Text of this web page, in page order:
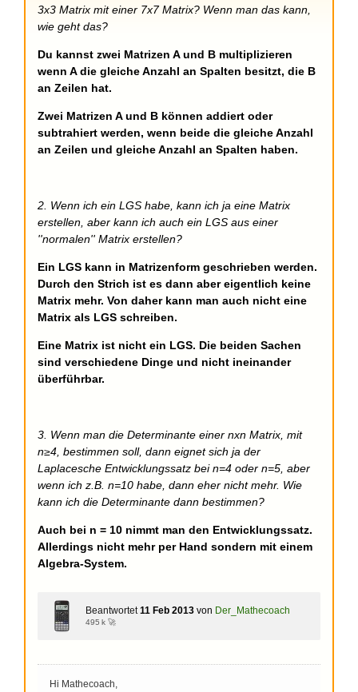
3x3 Matrix mit einer 7x7 Matrix? Wenn man das kann,
wie geht das?
Du kannst zwei Matrizen A und B multiplizieren
wenn A die gleiche Anzahl an Spalten besitzt, die B
an Zeilen hat.
Zwei Matrizen A und B können addiert oder
subtrahiert werden, wenn beide die gleiche Anzahl
an Zeilen und gleiche Anzahl an Spalten haben.
2. Wenn ich ein LGS habe, kann ich ja eine Matrix
erstellen, aber kann ich auch ein LGS aus einer
''normalen'' Matrix erstellen?
Ein LGS kann in Matrizenform geschrieben werden.
Durch den Strich ist es dann aber eigentlich keine
Matrix mehr. Von daher kann man auch nicht eine
Matrix als LGS schreiben.
Eine Matrix ist nicht ein LGS. Die beiden Sachen
sind verschiedene Dinge und nicht ineinander
überführbar.
3. Wenn man die Determinante einer nxn Matrix, mit
n≥4, bestimmen soll, dann eignet sich ja der
Laplacesche Entwicklungssatz bei n=4 oder n=5, aber
wenn ich z.B. n=10 habe, dann eher nicht mehr. Wie
kann ich die Determinante dann bestimmen?
Auch bei n = 10 nimmt man den Entwicklungssatz.
Allerdings nicht mehr per Hand sondern mit einem
Algebra-System.
Beantwortet 11 Feb 2013 von Der_Mathecoach
495 k 🚀
Hi Mathecoach,